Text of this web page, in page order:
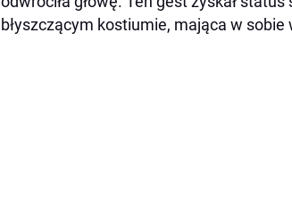
błyszczącym kostiumie, mająca w